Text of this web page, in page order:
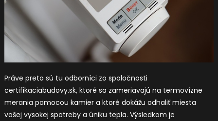
Práve preto sú tu odborníci zo spoločnosti
certifikaciabudovy.sk, ktoré sa zameriavajú na termovízne
merania pomocou kamier a ktoré dokážu odhaliť miesta
vašej vysokej spotreby a úniku tepla. Výsledkom je